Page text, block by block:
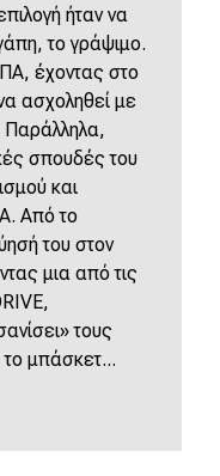
ήταν να
το γράψιμο.
έχοντας στο
ασχοληθεί με
Παράλληλα,
σπουδές του
και
Από το
του στον
μια από τις
τους
μπάσκετ...